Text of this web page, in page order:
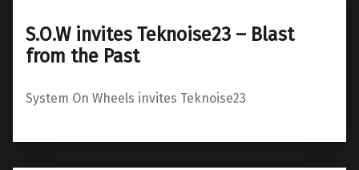
S.O.W invites Teknoise23 – Blast
from the Past
System On Wheels invites Teknoise23